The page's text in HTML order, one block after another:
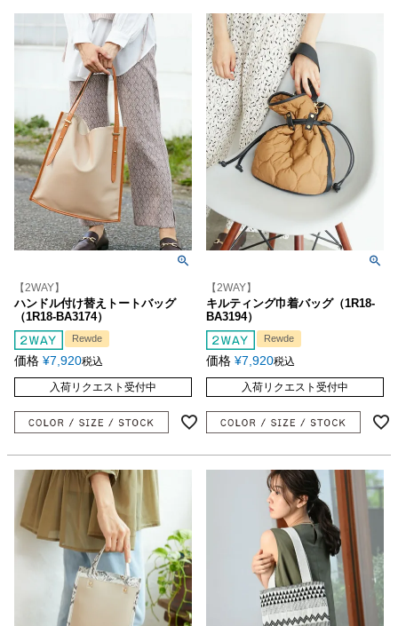
【2WAY】
ハンドル付け替えトートバッグ
（1R18-BA3174）
Rewde
価格 ¥7,920税込
入荷リクエスト受付中
【2WAY】
キルティング巾着バッグ（1R18-
BA3194）
Rewde
価格 ¥7,920税込
入荷リクエスト受付中